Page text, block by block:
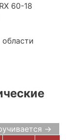
60-18
→